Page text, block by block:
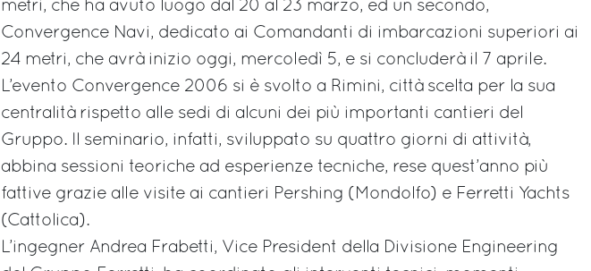
metri, che ha avuto luogo dal 20 al 23 marzo, ed un secondo,
Convergence Navi, dedicato ai Comandanti di imbarcazioni superiori ai
24 metri, che avrà inizio oggi, mercoledì 5, e si concluderà il 7 aprile.
L’evento Convergence 2006 si è svolto a Rimini, città scelta per la sua
centralità rispetto alle sedi di alcuni dei più importanti cantieri del
Gruppo. Il seminario, infatti, sviluppato su quattro giorni di attività,
abbina sessioni teoriche ad esperienze tecniche, rese quest’anno più
fattive grazie alle visite ai cantieri Pershing (Mondolfo) e Ferretti Yachts
(Cattolica).
L’ingegner Andrea Frabetti, Vice President della Divisione Engineering